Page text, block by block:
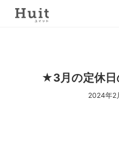
★3月の定休
2024年2